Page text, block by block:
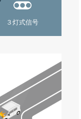
３灯式信号